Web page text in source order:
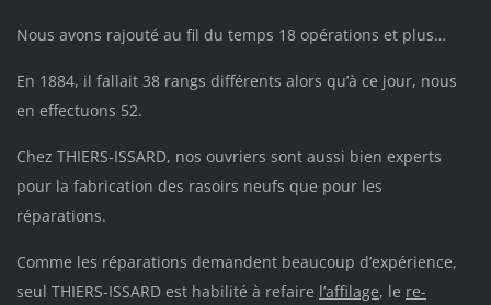
Nous avons rajouté au fil du temps 18 opérations et plus…
En 1884, il fallait 38 rangs différents alors qu’à ce jour, nous
en effectuons 52.
Chez THIERS-ISSARD, nos ouvriers sont aussi bien experts
pour la fabrication des rasoirs neufs que pour les
réparations.
Comme les réparations demandent beaucoup d’expérience,
seul THIERS-ISSARD est habilité à refaire l’affilage, le re-